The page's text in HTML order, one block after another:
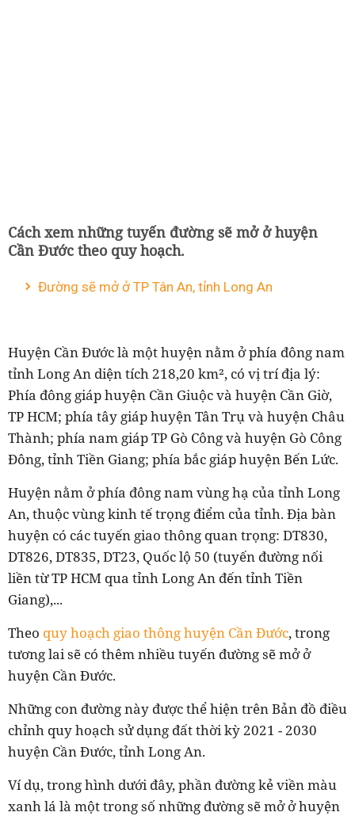
Cách xem những tuyến đường sẽ mở ở huyện
Cần Đước theo quy hoạch.
Đường sẽ mở ở TP Tân An, tỉnh Long An
Huyện Cần Đước là một huyện nằm ở phía đông nam
tỉnh Long An diện tích 218,20 km², có vị trí địa lý:
Phía đông giáp huyện Cần Giuộc và huyện Cần Giờ,
TP HCM; phía tây giáp huyện Tân Trụ và huyện Châu
Thành; phía nam giáp TP Gò Công và huyện Gò Công
Đông, tỉnh Tiền Giang; phía bắc giáp huyện Bến Lức.
Huyện nằm ở phía đông nam vùng hạ của tỉnh Long
An, thuộc vùng kinh tế trọng điểm của tỉnh. Địa bàn
huyện có các tuyến giao thông quan trọng: DT830,
DT826, DT835, DT23, Quốc lộ 50 (tuyến đường nối
liền từ TP HCM qua tỉnh Long An đến tỉnh Tiền
Giang),...
Theo quy hoạch giao thông huyện Cần Đước, trong
tương lai sẽ có thêm nhiều tuyến đường sẽ mở ở
huyện Cần Đước.
Những con đường này được thể hiện trên Bản đồ điều
chỉnh quy hoạch sử dụng đất thời kỳ 2021 - 2030
huyện Cần Đước, tỉnh Long An.
Ví dụ, trong hình dưới đây, phần đường kẻ viền màu
xanh lá là một trong số những đường sẽ mở ở huyện